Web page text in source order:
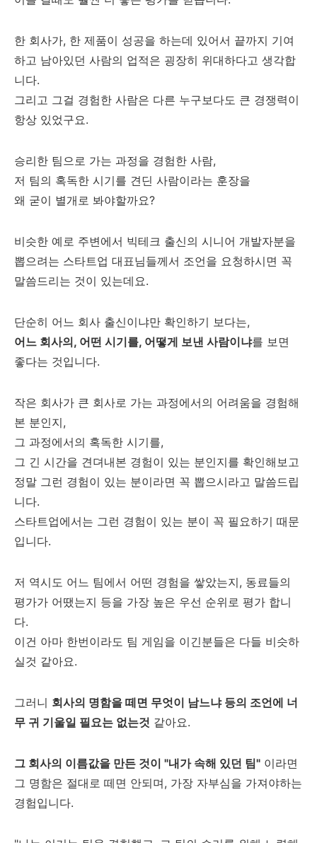
한 회사가, 한 제품이 성공을 하는데 있어서 끝까지 기여
하고 남아있던 사람의 업적은 굉장히 위대하다고 생각합
니다.
그리고 그걸 경험한 사람은 다른 누구보다도 큰 경쟁력이
항상 있었구요.
승리한 팀으로 가는 과정을 경험한 사람,
저 팀의 혹독한 시기를 견딘 사람이라는 훈장을
왜 굳이 별개로 봐야할까요?
비슷한 예로 주변에서 빅테크 출신의 시니어 개발자분을
뽑으려는 스타트업 대표님들께서 조언을 요청하시면 꼭
말씀드리는 것이 있는데요.
단순히 어느 회사 출신이냐만 확인하기 보다는,
어느 회사의, 어떤 시기를, 어떻게 보낸 사람이냐를 보면
좋다는 것입니다.
작은 회사가 큰 회사로 가는 과정에서의 어려움을 경험해
본 분인지,
그 과정에서의 혹독한 시기를,
그 긴 시간을 견뎌내본 경험이 있는 분인지를 확인해보고
정말 그런 경험이 있는 분이라면 꼭 뽑으시라고 말씀드립
니다.
스타트업에서는 그런 경험이 있는 분이 꼭 필요하기 때문
입니다.
저 역시도 어느 팀에서 어떤 경험을 쌓았는지, 동료들의
평가가 어땠는지 등을 가장 높은 우선 순위로 평가 합니
다.
이건 아마 한번이라도 팀 게임을 이긴분들은 다들 비슷하
실것 같아요.
그러니 회사의 명함을 떼면 무엇이 남느냐 등의 조언에 너
무 귀 기울일 필요는 없는것 같아요.
그 회사의 이름값을 만든 것이 "내가 속해 있던 팀" 이라면
그 명함은 절대로 떼면 안되며, 가장 자부심을 가져야하는
경험입니다.